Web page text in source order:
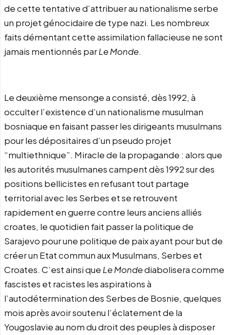
de cette tentative d’attribuer au nationalisme serbe
un projet génocidaire de type nazi. Les nombreux
faits démentant cette assimilation fallacieuse ne sont
jamais mentionnés parLe Monde.
Le deuxième mensonge a consisté, dès 1992, à
occulter l’existence d’un nationalisme musulman
bosniaque en faisant passer les dirigeants musulmans
pour les dépositaires d’un pseudo projet
“multiethnique”. Miracle de la propagande : alors que
les autorités musulmanes campent dès 1992 sur des
positions bellicistes en refusant tout partage
territorial avec les Serbes et se retrouvent
rapidement en guerre contre leurs anciens alliés
croates, le quotidien fait passer la politique de
Sarajevo pour une politique de paix ayant pour but de
créer un Etat commun aux Musulmans, Serbes et
Croates. C’est ainsi que Le Mondediabolisera comme
fascistes et racistes les aspirations à
l’autodétermination des Serbes de Bosnie, quelques
mois après avoir soutenu l’éclatement de la
Yougoslavie au nom du droit des peuples à disposer